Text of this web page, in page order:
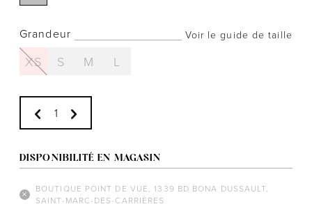
Notre histoire
Politiques et conditions d'achats
Grandeur Voir le guide de taille
XS S M L
DISPONIBILITÉ EN MAGASIN
BOUTIQUE POINT DE VUE, 1339 BD BONA DUSSAULT,
SAINT-MARC-DES-CARRIÈRES